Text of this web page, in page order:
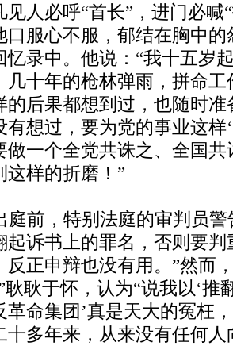
人必呼“首长”，进门必喊
口服心不服，郁结在胸中
忆录中。他说：“我十五岁
几十年的枪林弹雨，拼命
的后果都想到过，也随时
想过，要为党的事业这样
做一个全党共诛之、全国
这样的折磨！”
前，特别法庭的审判员警
起诉书上的罪名，否则要判
反正申辩也没有用。”然而
耿耿于怀，认为“说我以‘推
革命集团’真是天大的冤枉
十多年来，从来没有任何